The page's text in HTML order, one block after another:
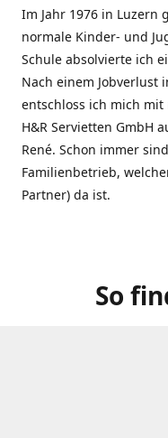
Im Jahr 1976 in Luzern
normale Kinder- und
Schule absolvierte ich
Nach einem Jobverlust
entschloss ich mich
H&R Servietten GmbH
René. Schon immer
Familienbetrieb,
Partner) da ist.
So